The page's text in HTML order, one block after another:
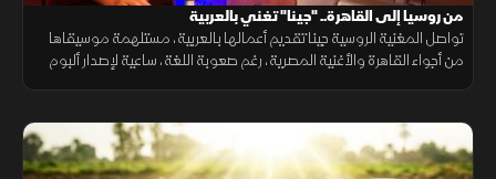
من روسيا إلى القاهرة.. "جينا" تغني بالعربية
تواصل المغنية الروسية جينا تقديم أعمالها بالعربية، مستلهمة موسيقاها
من أجواء القاهرة والأغنية المصرية، رغم صعوبة اللغة، ساعية لإصدار ألبوم